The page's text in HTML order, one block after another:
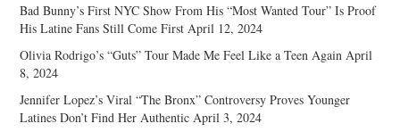
Bad Bunny’s First NYC Show From His “Most Wanted Tour” Is Proof
His Latine Fans Still Come First April 12, 2024
Olivia Rodrigo’s “Guts” Tour Made Me Feel Like a Teen Again April
8, 2024
Jennifer Lopez’s Viral “The Bronx” Controversy Proves Younger
Latines Don’t Find Her Authentic April 3, 2024